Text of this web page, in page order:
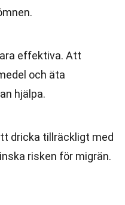
effektiva. Att
och äta
hjälpa.
dricka tillräckligt med
risken för migrän.